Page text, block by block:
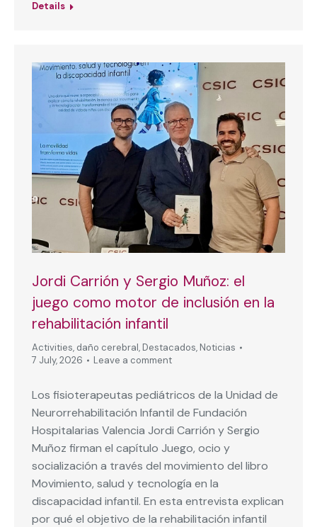
Details
Jordi Carrión y Sergio Muñoz: el
juego como motor de inclusión en la
rehabilitación infantil
Activities, daño cerebral, Destacados, Noticias
7 July, 2026
Leave a comment
Los fisioterapeutas pediátricos de la Unidad de
Neurorrehabilitación Infantil de Fundación
Hospitalarias Valencia Jordi Carrión y Sergio
Muñoz firman el capítulo Juego, ocio y
socialización a través del movimiento del libro
Movimiento, salud y tecnología en la
discapacidad infantil. En esta entrevista explican
por qué el objetivo de la rehabilitación infantil